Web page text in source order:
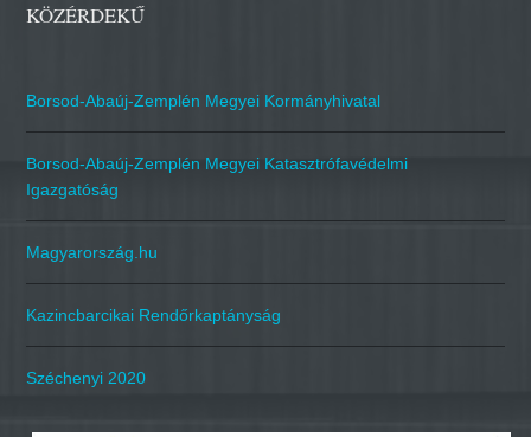
KÖZÉRDEKŰ
Borsod-Abaúj-Zemplén Megyei Kormányhivatal
Borsod-Abaúj-Zemplén Megyei Katasztrófavédelmi
Igazgatóság
Magyarország.hu
Kazincbarcikai Rendőrkaptányság
Széchenyi 2020